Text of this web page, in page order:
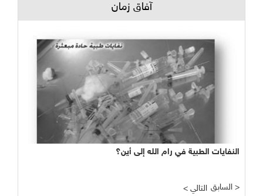
آفاق زمان
الجدران العنصرية...والدوافع الكولونيالية لتدمير الأنظمة البيئية
النفايات الطبية في رام الله إلى أين؟
< التالي السابق >